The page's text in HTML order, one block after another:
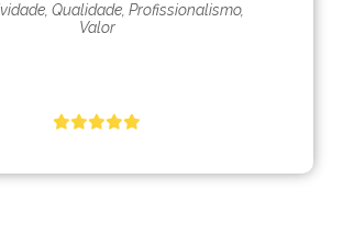
Qualidade, Profissionalismo,
Valor